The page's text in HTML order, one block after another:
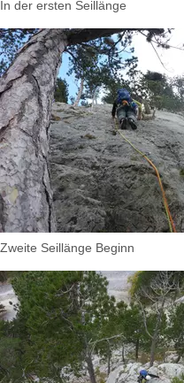
In der ersten Seillänge
Zweite Seillänge Beginn